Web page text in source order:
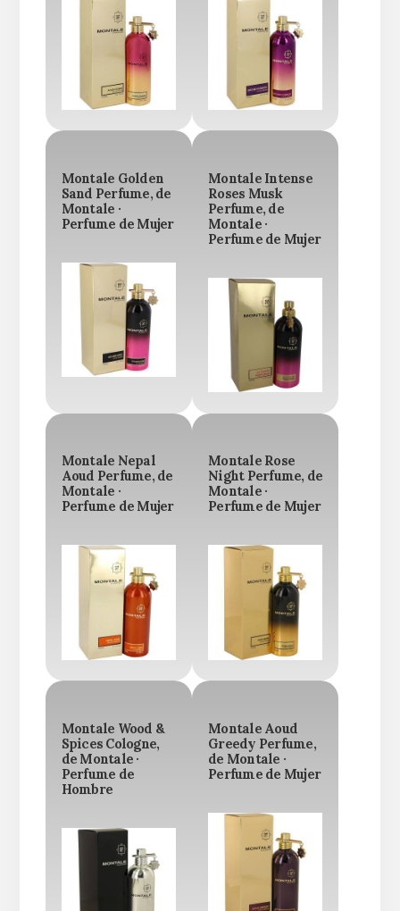
Montale Golden
Sand Perfume, de
Montale ·
Perfume de Mujer
Montale Intense
Roses Musk
Perfume, de
Montale ·
Perfume de Mujer
Montale Nepal
Aoud Perfume, de
Montale ·
Perfume de Mujer
Montale Rose
Night Perfume, de
Montale ·
Perfume de Mujer
Montale Wood &
Spices Cologne,
de Montale ·
Perfume de
Hombre
Montale Aoud
Greedy Perfume,
de Montale ·
Perfume de Mujer